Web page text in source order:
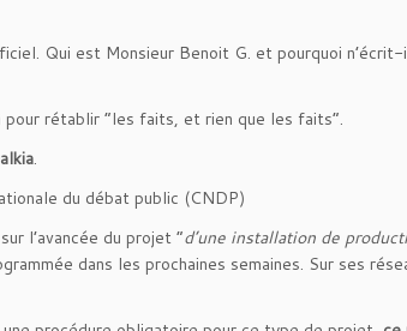
Qui est Monsieur Benoit G. et pourquoi n’écrit-
rétablir “les faits, et rien que les faits”.
.
du débat public (CNDP)
l’avancée du projet “d’une installation de
dans les prochaines semaines. Sur ses